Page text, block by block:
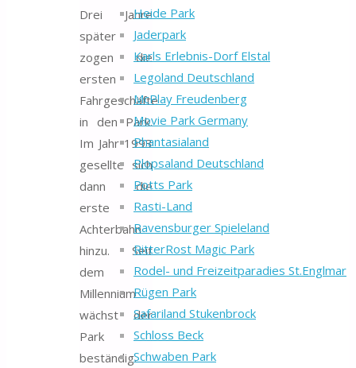
Heide Park
Jaderpark
Karls Erlebnis-Dorf Elstal
Legoland Deutschland
McPlay Freudenberg
Movie Park Germany
Phantasialand
Plopsaland Deutschland
Potts Park
Rasti-Land
Ravensburger Spieleland
RitterRost Magic Park
Rodel- und Freizeitparadies St.Englmar
Rügen Park
Safariland Stukenbrock
Schloss Beck
Schwaben Park
Drei Jahre
später
zogen die
ersten
Fahrgeschäfte
in den Park.
Im Jahr 1993
gesellte sich
dann die
erste
Achterbahn
hinzu. Seit
dem
Millennium
wächst der
Park
beständig.